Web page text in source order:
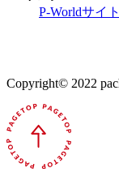
P-Worldサイト
Copyright© 2022